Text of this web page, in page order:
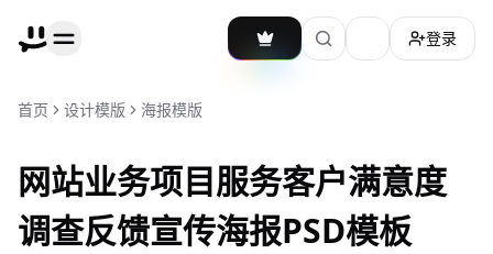
加载主题切换
登录
首页 设计模版 海报模版
网站业务项目服务客户满意度
调查反馈宣传海报PSD模板